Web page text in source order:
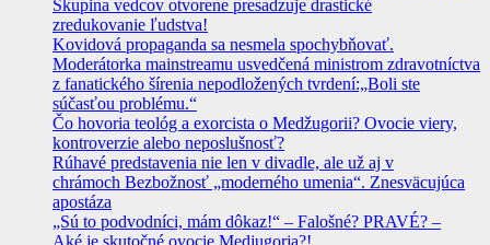
Skupina vedcov otvorene presadzuje drastické
zredukovanie ľudstva!
Kovidová propaganda sa nesmela spochybňovať.
Moderátorka mainstreamu usvedčená ministrom zdravotníctva
z fanatického šírenia nepodložených tvrdení:„Boli ste
súčasťou problému.“
Čo hovoria teológ a exorcista o Medžugorii? Ovocie viery,
kontroverzie alebo neposlušnosť?
Rúhavé predstavenia nie len v divadle, ale už aj v
chrámoch Bezbožnosť „moderného umenia“. Znesväcujúca
apostáza
„Sú to podvodníci, mám dôkaz!“ – Falošné? PRAVÉ? –